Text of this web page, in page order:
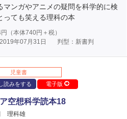
マンガやアニメの疑問を科学的に検
ても笑える理科の本
円（本体740円＋税）
年07月31日
判型：新書判
児童書
読みをする
電子版
空想科学読本18
理科雄